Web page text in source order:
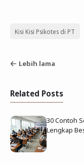
Kisi Kisi Psikotes di PT
Lebih lama
Related Posts
30 Contoh
Lengkap